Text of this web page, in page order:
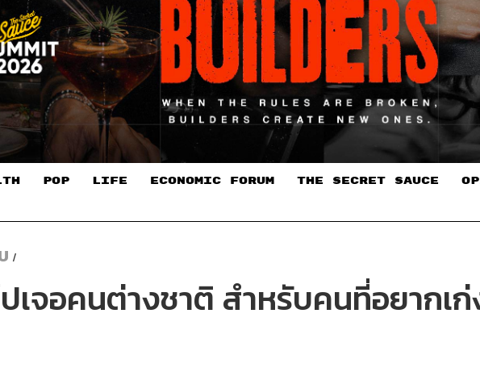
POP LIFE ECONOMIC FORUM THE SECRET SAUCE​
/
ปเจอคนต่างชาติ สำหรับคนที่อยากเ